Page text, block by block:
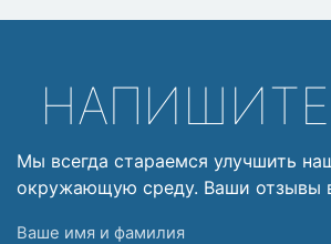
Мы всегда стараемся улучшить
окружающую среду. Ваши отзывы
Ваше